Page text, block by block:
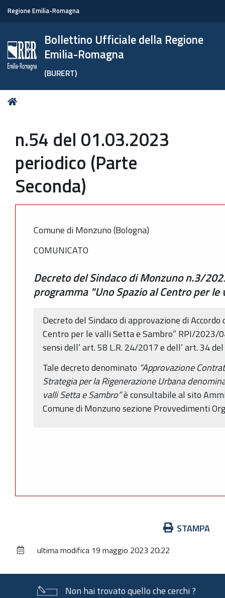
Regione Emilia-Romagna
Bollettino Ufficiale della Regione
Emilia-Romagna
(BURERT)
Tu
n.54 del 01.03.2023
periodico (Parte
Seconda)
Comune di Monzuno (Bologna)
COMUNICATO
Decreto del Sindaco di Monzuno n.3/
programma "Uno Spazio al Centro per
Decreto del Sindaco di approvazione di
Centro per le valli Setta e Sambro” RPI/
sensi dell’ art. 58 L.R. 24/2017 e dell’ art. 34
Tale decreto denominato “Approvazione
Strategia per la Rigenerazione Urbana
valli Setta e Sambro”è consultabile al sito
Comune di Monzuno sezione Provvedimenti
documento
STAMPA
ultima modifica 19 maggio 2023 20:22
Non hai trovato quello che cerchi ?